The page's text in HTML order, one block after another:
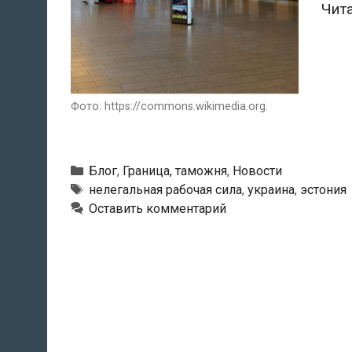
Фото: https://commons.wikimedia.org.
Рубрики
Блог, Граница, таможня, Новости
Метки
нелегальная рабочая сила, украина, эстония
Оставить комментарий